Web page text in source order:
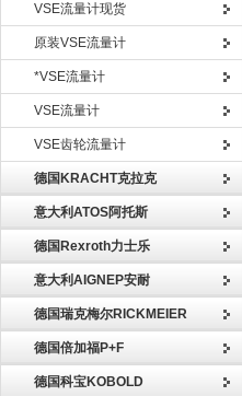
VSE流量计现货
原装VSE流量计
*VSE流量计
VSE流量计
VSE齿轮流量计
德国KRACHT克拉克
意大利ATOS阿托斯
德国Rexroth力士乐
意大利AIGNEP安耐
德国瑞克梅尔RICKMEIER
德国倍加福P+F
德国科宝KOBOLD